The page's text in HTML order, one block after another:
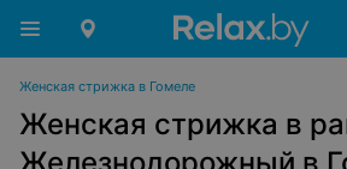
Женская стрижка в Гомеле
Женская стрижка в